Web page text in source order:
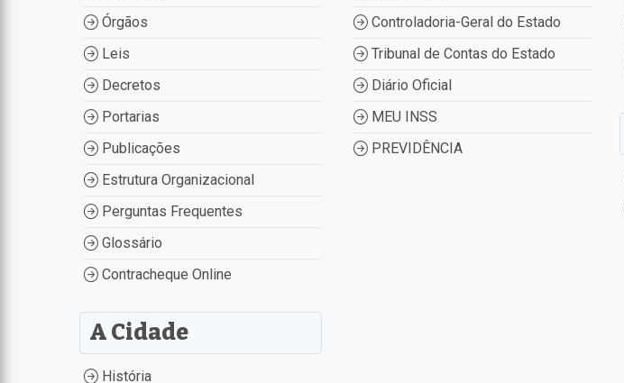
Órgãos
Leis
Decretos
Portarias
Publicações
Estrutura Organizacional
Perguntas Frequentes
Glossário
Contracheque Online
A Cidade
História
Controladoria-Geral do Estado
Tribunal de Contas do Estado
Diário Oficial
MEU INSS
PREVIDÊNCIA